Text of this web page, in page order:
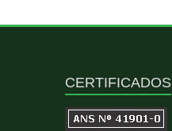
CERTIFICADOS